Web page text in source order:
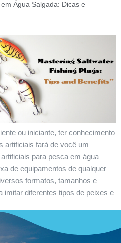
Água Salgada: Dicas e
ou iniciante, ter conhecimento
artificiais fará de você um
para pesca em água
de equipamentos de qualquer
formatos, tamanhos e
imitar diferentes tipos de peixes e